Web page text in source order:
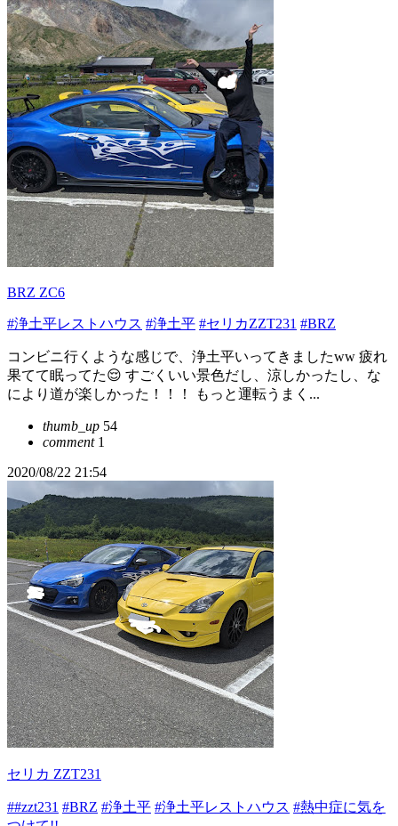
BRZ ZC6
#浄土平レストハウス #浄土平 #セリカZZT231 #BRZ
コンビニ行くような感じで、浄土平いってきましたww 疲れ
果てて眠ってた😌 すごくいい景色だし、涼しかったし、な
により道が楽しかった！！！ もっと運転うまく...
thumb_up 54
comment1
2020/08/22 21:54
セリカ ZZT231
##zzt231 #BRZ #浄土平 #浄土平レストハウス #熱中症に気を